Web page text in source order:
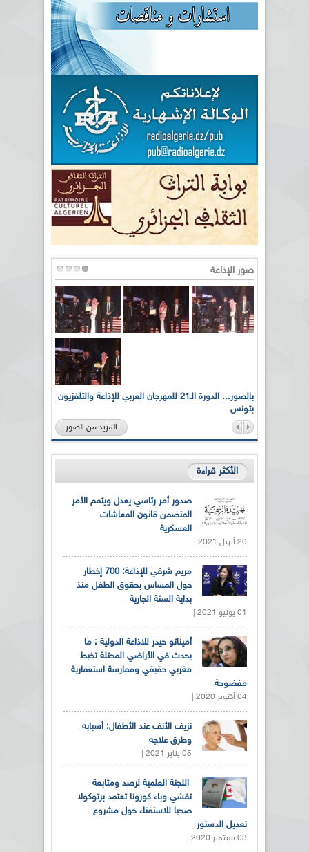
صور الإذاعة
بالصور... الدورة الـ21 للمهرجان العربي للإذاعة والتلفزيون
بتونس
المزيد من الصور
الأكثر قراءة
صدور أمر رئاسي يعدل ويتمم الأمر
المتضمن قانون المعاشات
العسكرية
20 أبريل 2021 |
مريم شرفي للإذاعة: 700 إخطار
حول المساس بحقوق الطفل منذ
بداية السنة الجارية
01 يونيو 2021 |
أميناتو حيدر للاذاعة الدولية : ما
يحدث في الأراضي المحتلة تخبط
مغربي حقيقي وممارسة استعمارية
مفضوحة
04 أكتوبر 2020 |
نزيف الأنف عند الأطفال: أسبابه
وطرق علاجه
05 يناير 2021 |
اللجنة العلمية لرصد ومتابعة
تفشي وباء كورونا تعتمد برتوكولا
صحيا للاستفتاء حول مشروع
تعديل الدستور
03 سبتمبر 2020 |